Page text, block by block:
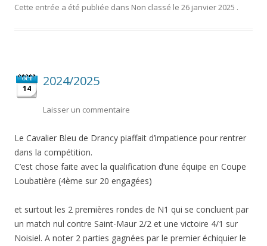
Cette entrée a été publiée dans Non classé le 26 janvier 2025 .
OCT
14 2024/2025
Laisser un commentaire
Le Cavalier Bleu de Drancy piaffait d’impatience pour rentrer
dans la compétition.
C’est chose faite avec la qualification d’une équipe en Coupe
Loubatière (4ème sur 20 engagées)
et surtout les 2 premières rondes de N1 qui se concluent par
un match nul contre Saint-Maur 2/2 et une victoire 4/1 sur
Noisiel. A noter 2 parties gagnées par le premier échiquier le